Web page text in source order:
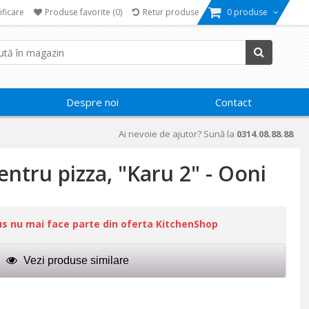
Produse favorite (0) Retur produse 0 produse
Despre noi Contact
Ai nevoie de ajutor? Sună la 0314.08.88.88
pizza, "Karu 2" - Ooni
nu mai face parte din oferta KitchenShop
Vezi produse similare